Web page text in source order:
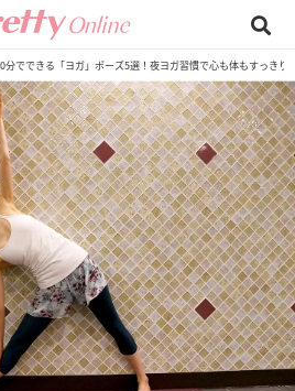
分でできる「ヨガ」ポーズ5選！夜ヨガ習慣で心も体もすっきり